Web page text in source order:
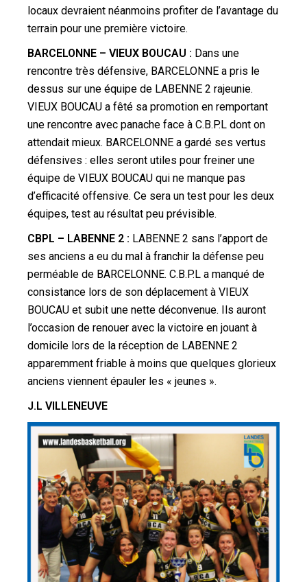
locaux devraient néanmoins profiter de l’avantage du
terrain pour une première victoire.
BARCELONNE – VIEUX BOUCAU : Dans une
rencontre très défensive, BARCELONNE a pris le
dessus sur une équipe de LABENNE 2 rajeunie.
VIEUX BOUCAU a fêté sa promotion en remportant
une rencontre avec panache face à C.B.P.L dont on
attendait mieux. BARCELONNE a gardé ses vertus
défensives : elles seront utiles pour freiner une
équipe de VIEUX BOUCAU qui ne manque pas
d’efficacité offensive. Ce sera un test pour les deux
équipes, test au résultat peu prévisible.
CBPL – LABENNE 2 : LABENNE 2 sans l’apport de
ses anciens a eu du mal à franchir la défense peu
perméable de BARCELONNE. C.B.P.L a manqué de
consistance lors de son déplacement à VIEUX
BOUCAU et subit une nette déconvenue. Ils auront
l’occasion de renouer avec la victoire en jouant à
domicile lors de la réception de LABENNE 2
apparemment friable à moins que quelques glorieux
anciens viennent épauler les « jeunes ».
J.L VILLENEUVE